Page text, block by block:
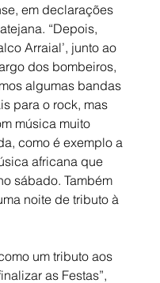
em declarações
“Depois,
Arraial’, junto ao
dos bombeiros,
algumas bandas
para o rock, mas
música muito
como é exemplo a
africana que
sábado. Também
noite de tributo à
um tributo aos
as Festas”,